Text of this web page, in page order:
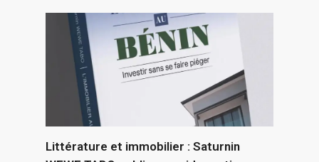
Littérature et immobilier : Saturnin